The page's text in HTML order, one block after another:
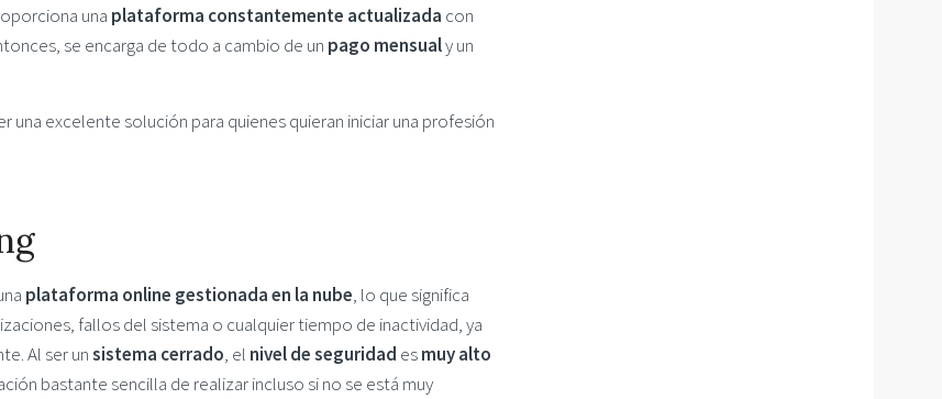
una plataforma constantemente actualizada con
se encarga de todo a cambio de un pago mensualy un
una excelente solución para quienes quieran iniciar una profesión
plataforma online gestionada en la nube, lo que significa
fallos del sistema o cualquier tiempo de inactividad, ya
Al ser unsistema cerrado, el nivel de seguridad esmuy alto
bastante sencilla de realizar incluso si no se está muy